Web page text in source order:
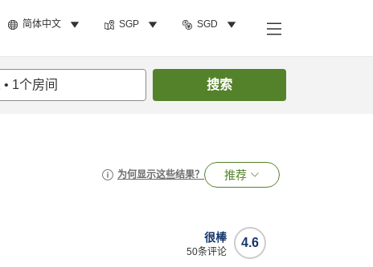
简体中文 SGP SGD
• 1个房间 搜索
为何显示这些结果？ 推荐
4.6
很棒
50条评论